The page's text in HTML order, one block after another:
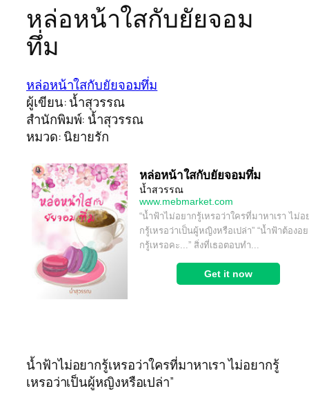
หล่อหน้าใสกับยัยจอม
ทึ่ม
หล่อหน้าใสกับยัยจอมทึ่ม
ผู้เขียน: น้ำสุวรรณ
สำนักพิมพ์: น้ำสุวรรณ
หมวด: นิยายรัก
น้ำฟ้าไม่อยากรู้เหรอว่าใครที่มาหาเรา ไม่อยากรู้
เหรอว่าเป็นผู้หญิงหรือเปล่า”